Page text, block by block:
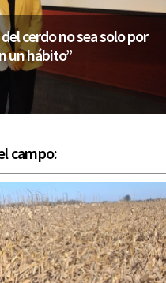
cerdo no sea solo por
un hábito”
campo: